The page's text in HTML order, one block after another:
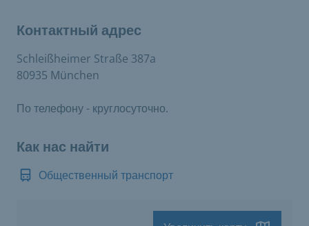
Контактный адрес
Schleißheimer Straße 387a
80935 München
По телефону - круглосуточно.
Как нас найти
Общественный транспорт